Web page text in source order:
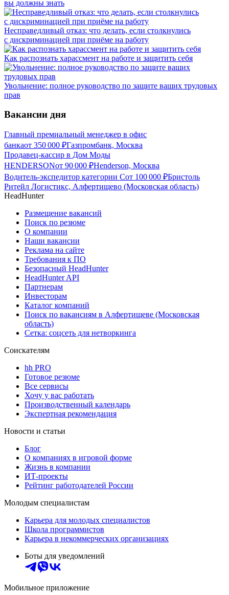
вы должны знать
Несправедливый отказ: что делать, если столкнулись
с дискриминацией при приёме на работу
Как распознать харассмент на работе и защитить себя
Увольнение: полное руководство по защите ваших трудовых
прав
Вакансии дня
Главный премиальный менеджер в офис
банкаот 350 000 ₽Газпромбанк, Москва
Продавец-кассир в Дом Моды
HENDERSONот 90 000 ₽Henderson, Москва
Водитель-экспедитор категории Сот 100 000 ₽Бристоль
Ритейл Логистикс, Алфертищево (Московская область)
HeadHunter
Размещение вакансий
Поиск по резюме
О компании
Наши вакансии
Реклама на сайте
Требования к ПО
Безопасный HeadHunter
HeadHunter API
Партнерам
Инвесторам
Каталог компаний
Поиск по вакансиям в Алфертищеве (Московская
область)
Сетка: соцсеть для нетворкинга
Соискателям
hh PRO
Готовое резюме
Все сервисы
Хочу у вас работать
Производственный календарь
Экспертная рекомендация
Новости и статьи
Блог
О компаниях в игровой форме
Жизнь в компании
ИТ-проекты
Рейтинг работодателей России
Молодым специалистам
Карьера для молодых специалистов
Школа программистов
Карьера в некоммерческих организациях
Боты для уведомлений
Мобильное приложение